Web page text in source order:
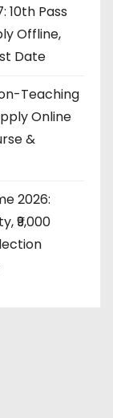
10th Pass
Offline,
Date
Teaching
Online
&
2026:
₹9,000